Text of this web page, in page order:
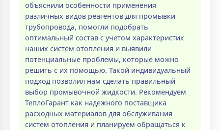
объяснили особенности применения
различных видов реагентов для промывки
трубопровода, помогли подобрать
оптимальный состав с учетом характеристик
наших систем отопления и выявили
потенциальные проблемы, которые можно
решить с их помощью. Такой индивидуальный
подход позволил нам сделать правильный
выбор промывочной жидкости. Рекомендуем
ТеплоГарант как надежного поставщика
расходных материалов для обслуживания
систем отопления и планируем обращаться к